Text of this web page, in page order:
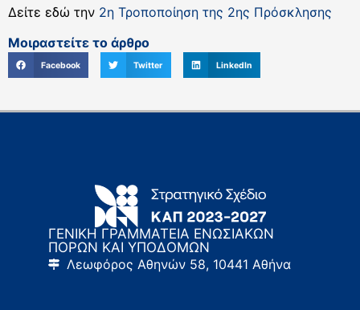
Δείτε εδώ την 2η Τροποποίηση της 2ης Πρόσκλησης
Μοιραστείτε το άρθρο
Facebook Twitter LinkedIn
ΓΕΝΙΚΗ ΓΡΑΜΜΑΤΕΙΑ ΕΝΩΣΙΑΚΩΝ
ΠΟΡΩΝ ΚΑΙ ΥΠΟΔΟΜΩΝ
Λεωφόρος Αθηνών 58, 10441 Αθήνα